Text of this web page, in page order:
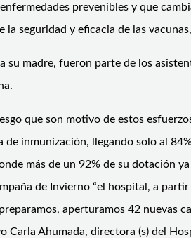
prevenibles y que
seguridad y eficacia de las
su madre, fueron parte de los
que son motivo de estos
inmunización, llegando solo al
más de un 92% de su dotación
de Invierno “el hospital, a
aperturamos 42 nuevas
Carla Ahumada, directora (s) del